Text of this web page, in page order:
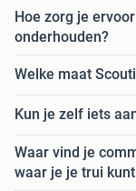
Hoe zorg je
onderhouden?
Welke maat
Kun je zelf iets
Waar vind je
waar je je trui